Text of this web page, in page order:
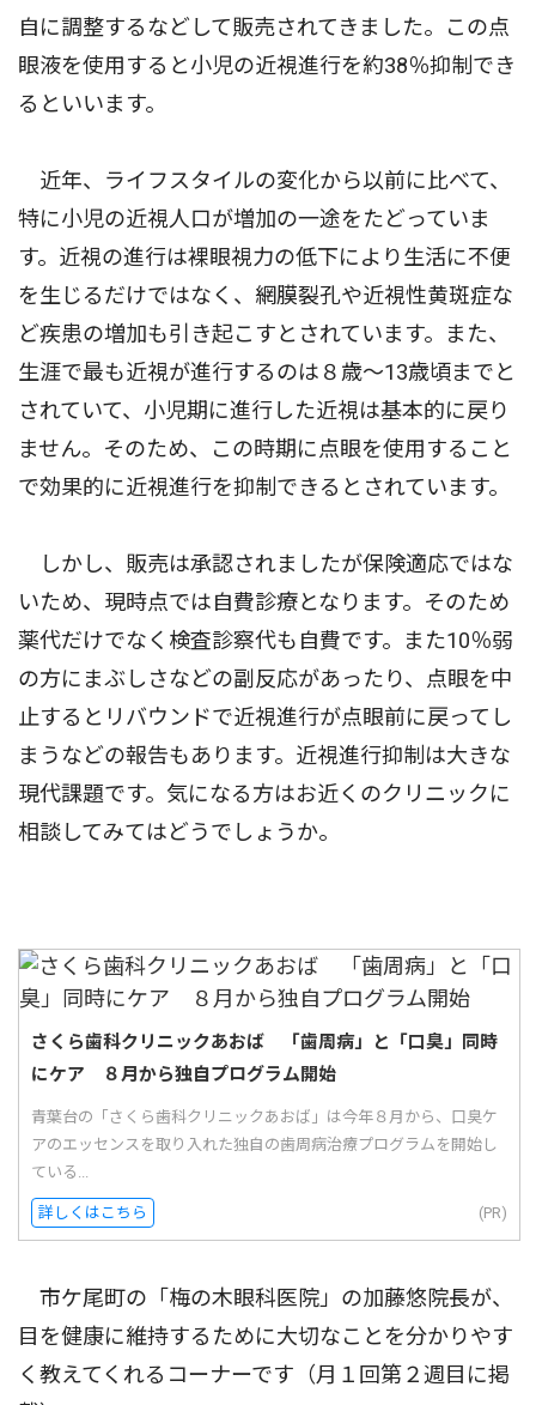
自に調整するなどして販売されてきました。この点
眼液を使用すると小児の近視進行を約38％抑制でき
るといいます。
近年、ライフスタイルの変化から以前に比べて、
特に小児の近視人口が増加の一途をたどっていま
す。近視の進行は裸眼視力の低下により生活に不便
を生じるだけではなく、網膜裂孔や近視性黄斑症な
ど疾患の増加も引き起こすとされています。また、
生涯で最も近視が進行するのは８歳〜13歳頃までと
されていて、小児期に進行した近視は基本的に戻り
ません。そのため、この時期に点眼を使用すること
で効果的に近視進行を抑制できるとされています。
しかし、販売は承認されましたが保険適応ではな
いため、現時点では自費診療となります。そのため
薬代だけでなく検査診察代も自費です。また10％弱
の方にまぶしさなどの副反応があったり、点眼を中
止するとリバウンドで近視進行が点眼前に戻ってし
まうなどの報告もあります。近視進行抑制は大きな
現代課題です。気になる方はお近くのクリニックに
相談してみてはどうでしょうか。
さくら歯科クリニックあおば 「歯周病」と「口臭」同時
にケア ８月から独自プログラム開始
青葉台の「さくら歯科クリニックあおば」は今年８月から、口臭ケ
アのエッセンスを取り入れた独自の歯周病治療プログラムを開始し
ている...
詳しくはこちら (PR)
市ケ尾町の「梅の木眼科医院」の加藤悠院長が、
目を健康に維持するために大切なことを分かりやす
く教えてくれるコーナーです（月１回第２週目に掲